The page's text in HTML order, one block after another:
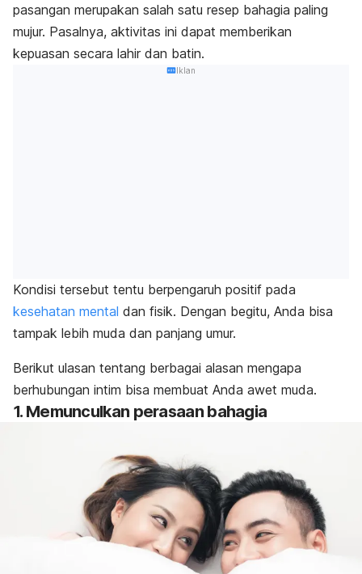
pasangan merupakan salah satu resep bahagia paling
mujur. Pasalnya, aktivitas ini dapat memberikan
kepuasan secara lahir dan batin.
Iklan
Kondisi tersebut tentu berpengaruh positif pada
kesehatan mental dan fisik. Dengan begitu, Anda bisa
tampak lebih muda dan panjang umur.
Berikut ulasan tentang berbagai alasan mengapa
berhubungan intim bisa membuat Anda awet muda.
1. Memunculkan perasaan bahagia